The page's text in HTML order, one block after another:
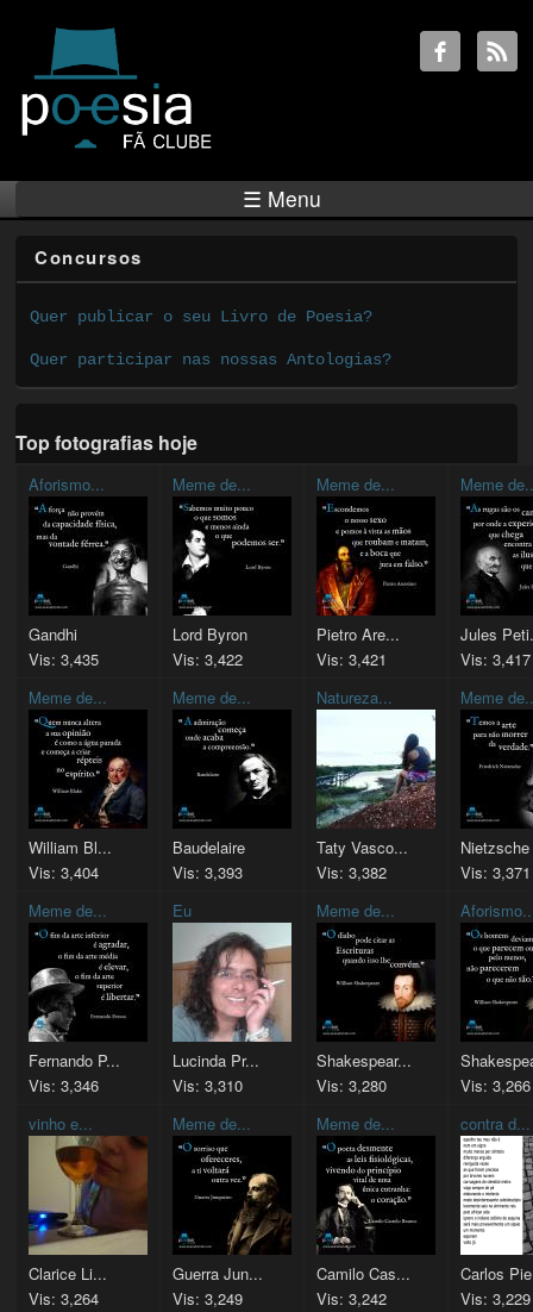
☰ Menu
Concursos
Quer publicar o seu Livro de Poesia?
Quer participar nas nossas Antologias?
Top fotografias hoje
Aforismo...
Gandhi
Vis: 3,435
Meme de...
Lord Byron
Vis: 3,422
Meme de...
Pietro Are...
Vis: 3,421
Meme
Jules
Vis: 3,417
Meme de...
William Bl...
Vis: 3,404
Meme de...
Baudelaire
Vis: 3,393
Natureza...
Taty Vasco...
Vis: 3,382
Meme
Nietzsche
Vis: 3,371
Meme de...
Fernando P...
Vis: 3,346
Eu
Lucinda Pr...
Vis: 3,310
Meme de...
Shakespear...
Vis: 3,280
Vis: 3,266
vinho e...
Clarice Li...
Vis: 3,264
Meme de...
Guerra Jun...
Vis: 3,249
Meme de...
Camilo Cas...
Vis: 3,242
contra d...
Carlos
Vis: 3,229